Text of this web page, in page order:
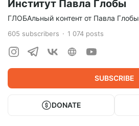
Институт Павла Глобы
ГЛОБАльный контент от Павла Глобы
605 subscribers 1 074 posts
SUBSCRIBE
DONATE